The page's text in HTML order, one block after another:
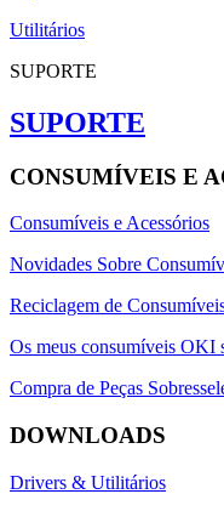
Utilitários
SUPORTE
SUPORTE
CONSUMÍVEIS E
Consumíveis e Acessórios
Novidades Sobre
Reciclagem de
Os meus consumíveis OKI
Compra de Peças
DOWNLOADS
Drivers & Utilitários